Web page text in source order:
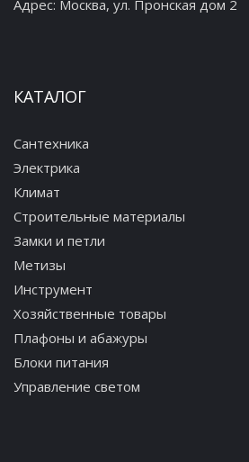
Адрес: Москва, ул. Пронская дом 2
КАТАЛОГ
Сантехника
Электрика
Климат
Строительные материалы
Замки и петли
Метизы
Инструмент
Хозяйственные товары
Плафоны и абажуры
Блоки питания
Управление светом